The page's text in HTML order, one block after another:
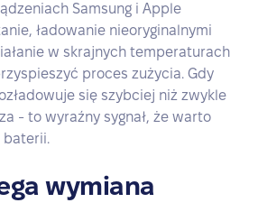
Samsung i Apple
ładowanie nieoryginalnymi
w skrajnych temperaturach
proces zużycia. Gdy
się szybciej niż zwykle
- to wyraźny sygnał, że warto
baterii.
wymiana